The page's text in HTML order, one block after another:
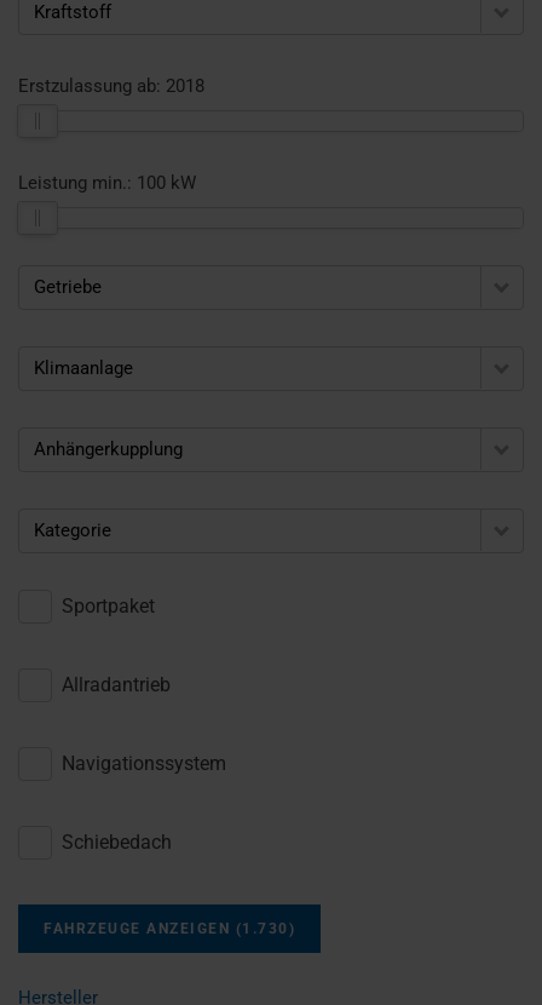
Kraftstoff
Erstzulassung ab: 2018
Leistung min.: 100 kW
Getriebe
Klimaanlage
Anhängerkupplung
Kategorie
Sportpaket
Allradantrieb
Navigationssystem
Schiebedach
FAHRZEUGE ANZEIGEN (1.730 )
Hersteller